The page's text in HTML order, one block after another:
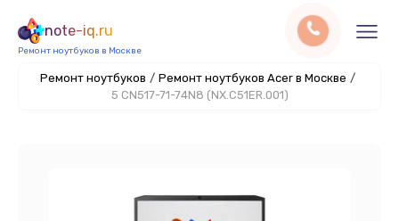
note-iq.ru
Ремонт ноутбуков в Москве
Ремонт ноутбуков / Ремонт ноутбуков Acer в Москве /
5 CN517-71-74N8 (NX.C51ER.001)